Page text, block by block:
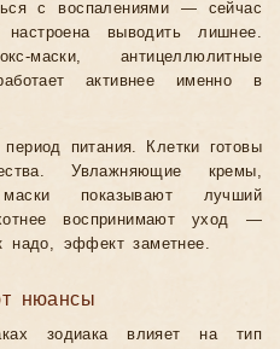
с воспалениями — сейчас
выводить лишнее.
маски, антицеллюлитные
активнее именно в
питания. Клетки готовы
Увлажняющие кремы,
показывают лучший
воспринимают уход —
надо, эффект заметнее.
нюансы
зодиака влияет на тип